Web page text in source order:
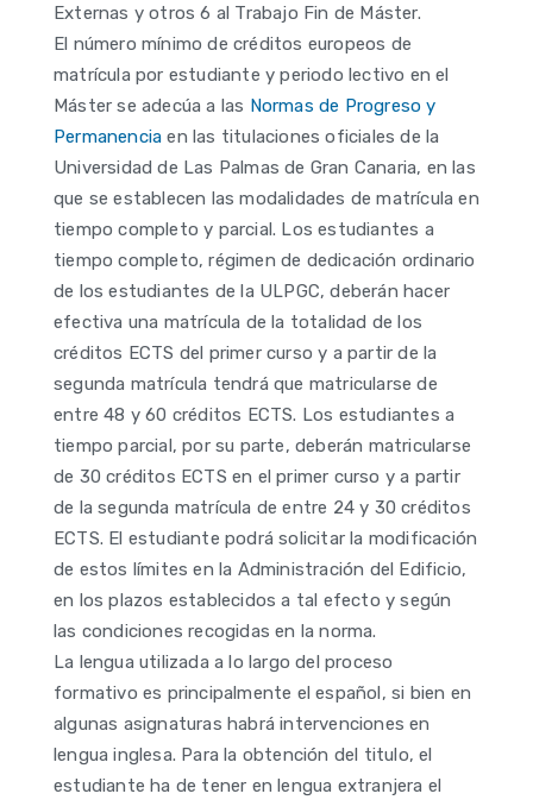
Externas y otros 6 al Trabajo Fin de Máster.
El número mínimo de créditos europeos de
matrícula por estudiante y periodo lectivo en el
Máster se adecúa a las Normas de Progreso y
Permanencia en las titulaciones oficiales de la
Universidad de Las Palmas de Gran Canaria, en las
que se establecen las modalidades de matrícula en
tiempo completo y parcial. Los estudiantes a
tiempo completo, régimen de dedicación ordinario
de los estudiantes de la ULPGC, deberán hacer
efectiva una matrícula de la totalidad de los
créditos ECTS del primer curso y a partir de la
segunda matrícula tendrá que matricularse de
entre 48 y 60 créditos ECTS. Los estudiantes a
tiempo parcial, por su parte, deberán matricularse
de 30 créditos ECTS en el primer curso y a partir
de la segunda matrícula de entre 24 y 30 créditos
ECTS. El estudiante podrá solicitar la modificación
de estos límites en la Administración del Edificio,
en los plazos establecidos a tal efecto y según
las condiciones recogidas en la norma.
La lengua utilizada a lo largo del proceso
formativo es principalmente el español, si bien en
algunas asignaturas habrá intervenciones en
lengua inglesa. Para la obtención del titulo, el
estudiante ha de tener en lengua extranjera el